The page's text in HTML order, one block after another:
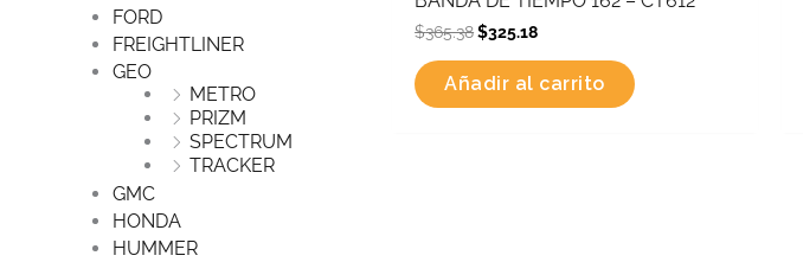
FORD
FREIGHTLINER
GEO
METRO
PRIZM
SPECTRUM
TRACKER
GMC
HONDA
HUMMER
$365.38$325.18
Añadir al carrito